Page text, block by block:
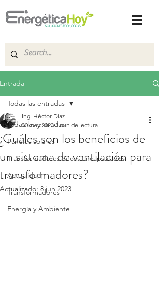
Entrada
Todas las entradas
Paneles solares
Transformadores Secos Encapsulados
Actualidad
Transformadores
Energía y Ambiente
Todas las entradas
¿Cuáles son los beneficios de
un sistema de ventilación para
transformadores?
Ing. Héctor Díaz
30 may 2023 3 min de lectura
Actualizado: 8 jun 2023